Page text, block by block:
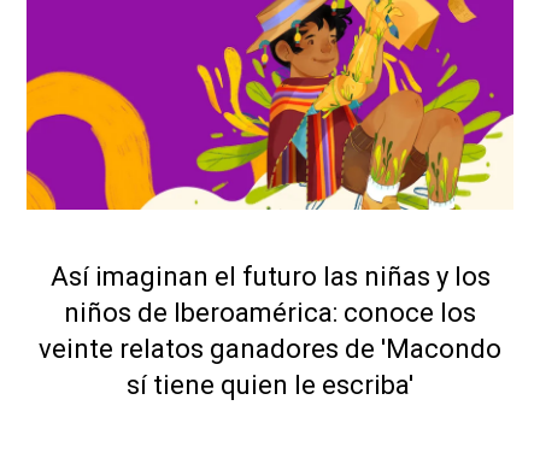
Así imaginan el futuro las niñas y los
niños de Iberoamérica: conoce los
veinte relatos ganadores de 'Macondo
sí tiene quien le escriba'